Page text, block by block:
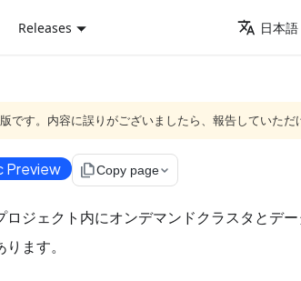
Releases 日本
です。内容に誤りがございましたら、報告していただ
Preview file_copyCopy page
ジェクト内にオンデマンドクラスタとデ
ます。